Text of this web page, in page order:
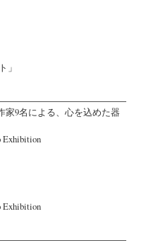
」
9名による、心を込めた器
Exhibition
Exhibition